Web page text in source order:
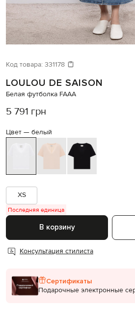
Давайте подберем что-то еще
Похожие товары
Код товара: 331178
LOULOU DE SAISON
Белая футболка FAAA
5 791 грн
Цвет — белый
XS
Последняя единица
В корзину
Консультация стилиста
Сертификаты
Подарочные электронные